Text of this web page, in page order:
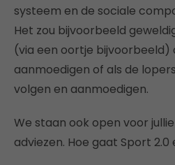
systeem en de sociale
Het zou bijvoorbeeld
(via een oortje bijvoorbeeld)
aanmoedigen of als de
volgen en aanmoedigen.
We staan ook open voor
adviezen. Hoe gaat Sport 2.0